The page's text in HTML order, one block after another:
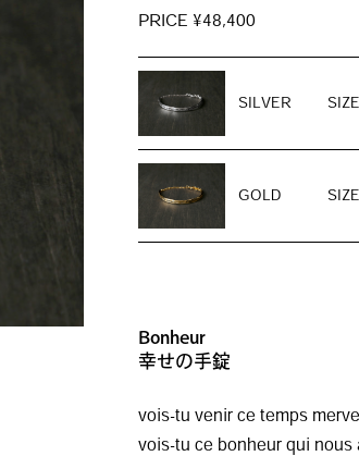
PRICE ¥48,400
SILVER
GOLD
Bonheur
幸せの手錠
vois-tu venir ce temps
vois-tu ce bonheur qui nous